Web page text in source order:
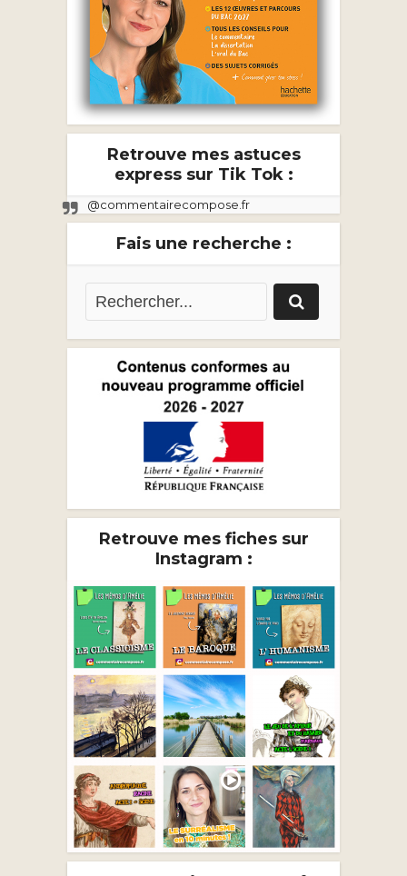
Retrouve mes astuces
express sur Tik Tok :
@commentairecompose.fr
Fais une recherche :
Retrouve mes fiches sur
Instagram :